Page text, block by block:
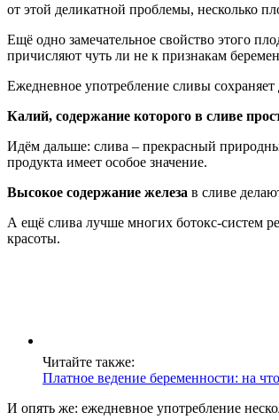
от этой деликатной проблемы, несколько
Ещё одно замечательное свойство этого
причисляют чуть ли не к признакам
Ежедневное употребление сливы
Калий, содержание которого в сливе
Идём дальше: слива – прекрасный
продукта имеет особое значение.
Высокое содержание железа в сливе
А ещё слива лучше многих ботокс-систем
красоты.
Читайте также:
Платное ведение беременности: на
И опять же: ежедневное употребление